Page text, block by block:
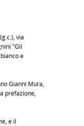
via
"Gli
e
Gianni Mura,
prefazione,
e il